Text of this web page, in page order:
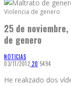
Violencia de genero
25 de
de genero
NOTICIAS
03/11/2012 20 5494
He realizado dos